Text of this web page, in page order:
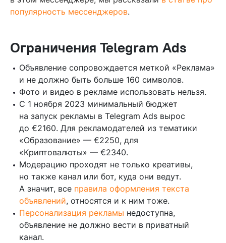
популярность мессенджеров.
Ограничения Telegram Ads
Объявление сопровождается меткой «Реклама»
и не должно быть больше 160 символов.
Фото и видео в рекламе использовать нельзя.
С 1 ноября 2023 минимальный бюджет
на запуск рекламы в Telegram Ads вырос
до €2160. Для рекламодателей из тематики
«Образование» — €2250, для
«Криптовалюты» — €2340.
Модерацию проходят не только креативы,
но также канал или бот, куда они ведут.
А значит, все правила оформления текста
объявлений, относятся и к ним тоже.
Персонализация рекламы недоступна,
объявление не должно вести в приватный
канал.